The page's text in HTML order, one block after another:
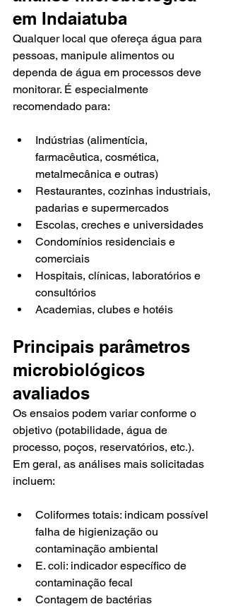
em Indaiatuba
Qualquer local que ofereça água para
pessoas, manipule alimentos ou
dependa de água em processos deve
monitorar. É especialmente
recomendado para:
Indústrias (alimentícia,
farmacêutica, cosmética,
metalmecânica e outras)
Restaurantes, cozinhas industriais,
padarias e supermercados
Escolas, creches e universidades
Condomínios residenciais e
comerciais
Hospitais, clínicas, laboratórios e
consultórios
Academias, clubes e hotéis
Principais parâmetros
microbiológicos
avaliados
Os ensaios podem variar conforme o
objetivo (potabilidade, água de
processo, poços, reservatórios, etc.).
Em geral, as análises mais solicitadas
incluem:
Coliformes totais: indicam possível
falha de higienização ou
contaminação ambiental
E. coli: indicador específico de
contaminação fecal
Contagem de bactérias